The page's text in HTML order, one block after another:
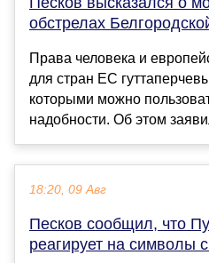
обстрелах
Права человека и
для стран ЕС
которыми можно
надобности. Об этом
18:20, 09 Авг
Песков сообщил, что
реагирует на символы